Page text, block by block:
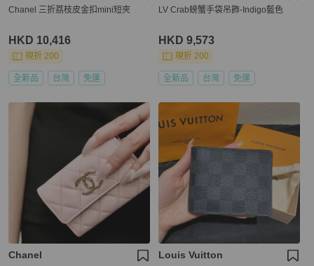
Chanel 三折荔枝皮金扣mini短夾
HKD 10,416
現折 200
全新品 台灣 免運
LV Crab螃蟹手袋吊飾-Indigo藍色
HKD 9,573
現折 200
全新品 台灣 免運
Chanel Louis Vuitton